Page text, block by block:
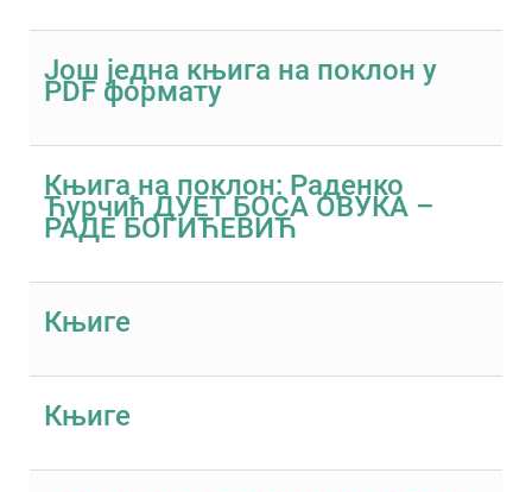
Још једна књига на поклон у
PDF формату
Књига на поклон: Раденко
Ћурчић ДУЕТ БОСА ОВУКА –
РАДЕ БОГИЋЕВИЋ
Књиге
Књиге